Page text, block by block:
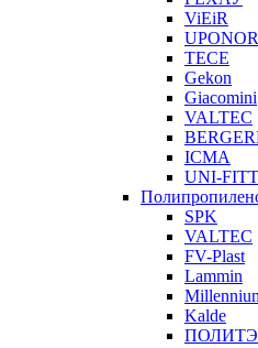
ViEiR
UPONOR
TECE
Gekon
Giacomini
VALTEC
ICMA
UNI-FITT
SPK
VALTEC
FV-Plast
Lammin
Kalde